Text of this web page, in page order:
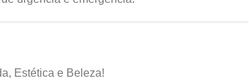
Estética e Beleza!